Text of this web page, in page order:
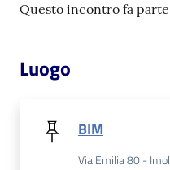
per
Seguici
Questo incontro fa
Luogo
BIM
Via Emilia 80 -